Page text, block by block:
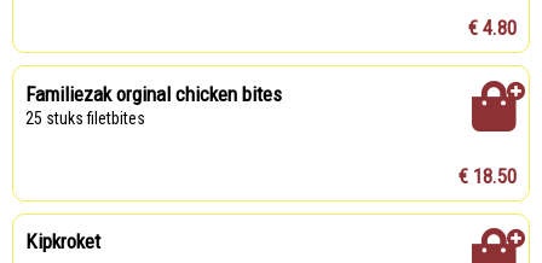
€ 4.80
Familiezak orginal chicken bites
25 stuks filetbites
€ 18.50
Kipkroket